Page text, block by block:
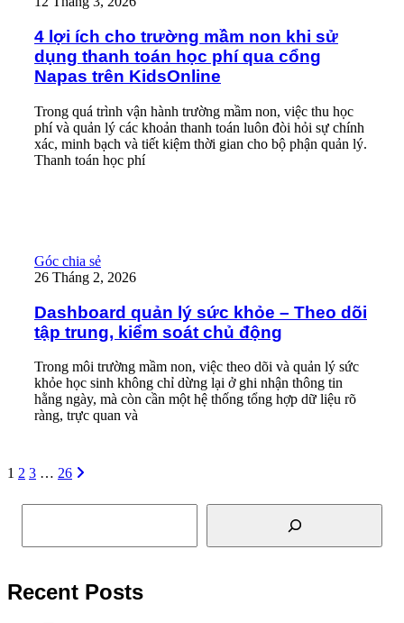
4 lợi ích cho trường mầm non khi sử
dụng thanh toán học phí qua cổng
Napas trên KidsOnline
Trong quá trình vận hành trường mầm non, việc thu học
phí và quản lý các khoản thanh toán luôn đòi hỏi sự chính
xác, minh bạch và tiết kiệm thời gian cho bộ phận quản lý.
Thanh toán học phí
Dashboard quản lý sức khỏe – Theo dõi tập trung, kiểm soát
Góc chia sẻ
26 Tháng 2, 2026
Dashboard quản lý sức khỏe – Theo dõi
tập trung, kiểm soát chủ động
Trong môi trường mầm non, việc theo dõi và quản lý sức
khỏe học sinh không chỉ dừng lại ở ghi nhận thông tin
hằng ngày, mà còn cần một hệ thống tổng hợp dữ liệu rõ
ràng, trực quan và
1 2 3 … 26
Tìm kiếm
Recent Posts